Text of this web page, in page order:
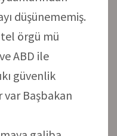
düşünememiş.
örgü mü
ABD ile
güvenlik
var Başbakan